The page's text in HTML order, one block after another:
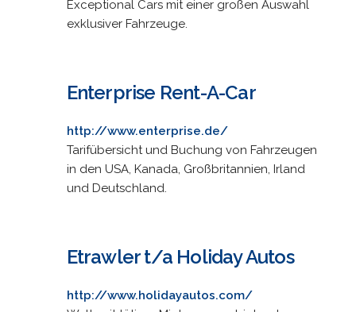
Exceptional Cars mit einer großen Auswahl
exklusiver Fahrzeuge.
Enterprise Rent-A-Car
http://www.enterprise.de/
Tarifübersicht und Buchung von Fahrzeugen
in den USA, Kanada, Großbritannien, Irland
und Deutschland.
Etrawler t/a Holiday Autos
http://www.holidayautos.com/